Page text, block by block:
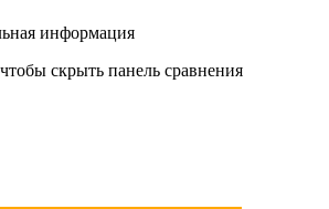
информация
скрыть панель сравнения